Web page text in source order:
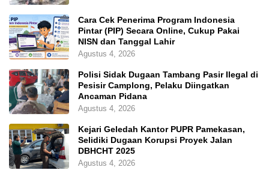
Cara Cek Penerima Program Indonesia
Pintar (PIP) Secara Online, Cukup Pakai
NISN dan Tanggal Lahir
Agustus 4, 2026
Polisi Sidak Dugaan Tambang Pasir Ilegal di
Pesisir Camplong, Pelaku Diingatkan
Ancaman Pidana
Agustus 4, 2026
Kejari Geledah Kantor PUPR Pamekasan,
Selidiki Dugaan Korupsi Proyek Jalan
DBHCHT 2025
Agustus 4, 2026